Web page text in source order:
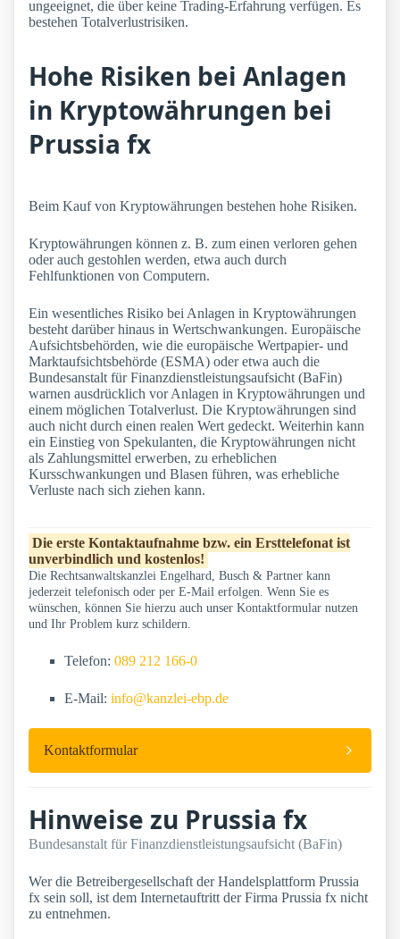
ungeeignet, die über keine Trading-Erfahrung verfügen. Es
bestehen Totalverlustrisiken.
Hohe Risiken bei Anlagen
in Kryptowährungen bei
Prussia fx
Beim Kauf von Kryptowährungen bestehen hohe Risiken.
Kryptowährungen können z. B. zum einen verloren gehen
oder auch gestohlen werden, etwa auch durch
Fehlfunktionen von Computern.
Ein wesentliches Risiko bei Anlagen in Kryptowährungen
besteht darüber hinaus in Wertschwankungen. Europäische
Aufsichtsbehörden, wie die europäische Wertpapier- und
Marktaufsichtsbehörde (ESMA) oder etwa auch die
Bundesanstalt für Finanzdienstleistungsaufsicht (BaFin)
warnen ausdrücklich vor Anlagen in Kryptowährungen und
einem möglichen Totalverlust. Die Kryptowährungen sind
auch nicht durch einen realen Wert gedeckt. Weiterhin kann
ein Einstieg von Spekulanten, die Kryptowährungen nicht
als Zahlungsmittel erwerben, zu erheblichen
Kursschwankungen und Blasen führen, was erhebliche
Verluste nach sich ziehen kann.
Die erste Kontaktaufnahme bzw. ein Ersttelefonat ist
unverbindlich und kostenlos!
Die Rechtsanwaltskanzlei Engelhard, Busch & Partner kann
jederzeit telefonisch oder per E-Mail erfolgen. Wenn Sie es
wünschen, können Sie hierzu auch unser Kontaktformular nutzen
und Ihr Problem kurz schildern.
Telefon: 089 212 166-0
E-Mail: info@kanzlei-ebp.de
Kontaktformular
Hinweise zu Prussia fx
Bundesanstalt für Finanzdienstleistungsaufsicht (BaFin)
Wer die Betreibergesellschaft der Handelsplattform Prussia
fx sein soll, ist dem Internetauftritt der Firma Prussia fx nicht
zu entnehmen.